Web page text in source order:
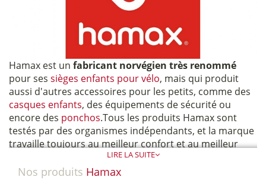
Hamax est un fabricant norvégien très renommé
pour ses sièges enfants pour vélo, mais qui produit
aussi d'autres accessoires pour les petits, comme des
casques enfants, des équipements de sécurité ou
encore des ponchos.Tous les produits Hamax sont
testés par des organismes indépendants, et la marque
travaille toujours au meilleur confort et au meilleur
design de ses nouveautés.LIRE LA SUITE
Nos produits Hamax